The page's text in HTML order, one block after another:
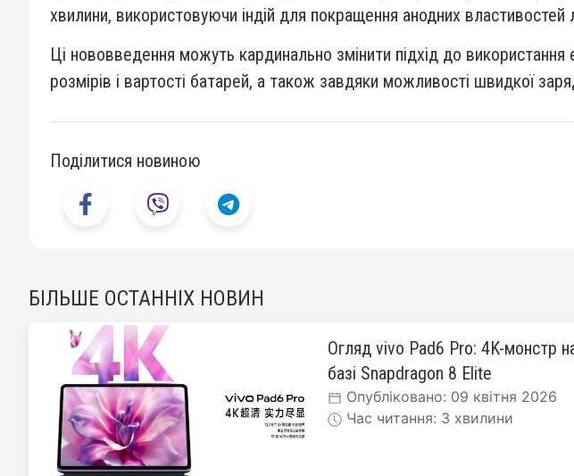
хвилини, використовуючи індій для покращення анодних властивостей
Ці нововведення можуть кардинально змінити підхід до
розмірів і вартості батарей, а також завдяки можливості швидкої
Поділитися новиною
БІЛЬШЕ ОСТАННІХ НОВИН
Огляд vivo Pad6 Pro: 4K-монстр
базі Snapdragon 8 Elite
Опубліковано: 09 квітня 2026
Час читання: 3 хвилини